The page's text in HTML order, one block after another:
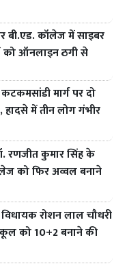
बी.एड. कॉलेज में साइबर
को ऑनलाइन ठगी से
मार्ग पर दो
हादसे में तीन लोग गंभीर
रणजीत कुमार सिंह के
को फिर अव्वल बनाने
रोशन लाल चौधरी
को 10+2 बनाने की